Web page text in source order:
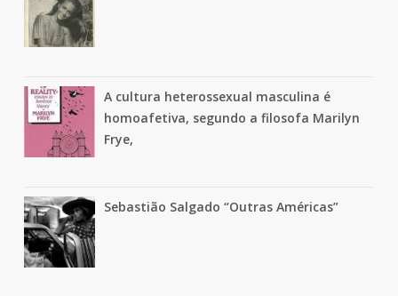
A cultura heterossexual masculina é
homoafetiva, segundo a filosofa Marilyn
Frye,
Sebastião Salgado “Outras Américas”